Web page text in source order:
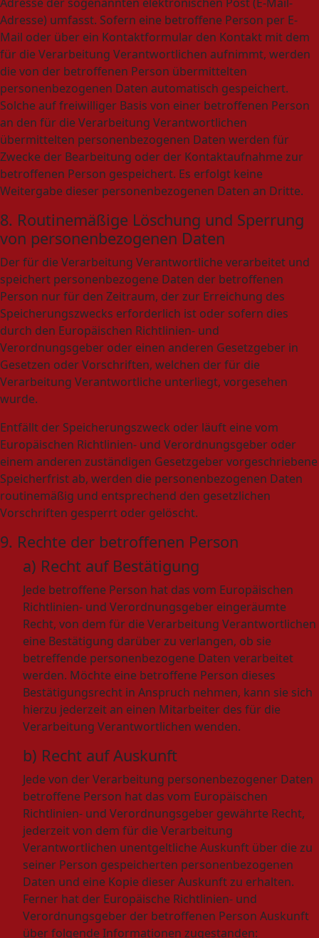
Adresse der sogenannten elektronischen Post (E-Mail-
Adresse) umfasst. Sofern eine betroffene Person per E-
Mail oder über ein Kontaktformular den Kontakt mit dem
für die Verarbeitung Verantwortlichen aufnimmt, werden
die von der betroffenen Person übermittelten
personenbezogenen Daten automatisch gespeichert.
Solche auf freiwilliger Basis von einer betroffenen Person
an den für die Verarbeitung Verantwortlichen
übermittelten personenbezogenen Daten werden für
Zwecke der Bearbeitung oder der Kontaktaufnahme zur
betroffenen Person gespeichert. Es erfolgt keine
Weitergabe dieser personenbezogenen Daten an Dritte.
8. Routinemäßige Löschung und Sperrung
von personenbezogenen Daten
Der für die Verarbeitung Verantwortliche verarbeitet und
speichert personenbezogene Daten der betroffenen
Person nur für den Zeitraum, der zur Erreichung des
Speicherungszwecks erforderlich ist oder sofern dies
durch den Europäischen Richtlinien- und
Verordnungsgeber oder einen anderen Gesetzgeber in
Gesetzen oder Vorschriften, welchen der für die
Verarbeitung Verantwortliche unterliegt, vorgesehen
wurde.
Entfällt der Speicherungszweck oder läuft eine vom
Europäischen Richtlinien- und Verordnungsgeber oder
einem anderen zuständigen Gesetzgeber vorgeschriebene
Speicherfrist ab, werden die personenbezogenen Daten
routinemäßig und entsprechend den gesetzlichen
Vorschriften gesperrt oder gelöscht.
9. Rechte der betroffenen Person
a) Recht auf Bestätigung
Jede betroffene Person hat das vom Europäischen
Richtlinien- und Verordnungsgeber eingeräumte
Recht, von dem für die Verarbeitung Verantwortlichen
eine Bestätigung darüber zu verlangen, ob sie
betreffende personenbezogene Daten verarbeitet
werden. Möchte eine betroffene Person dieses
Bestätigungsrecht in Anspruch nehmen, kann sie sich
hierzu jederzeit an einen Mitarbeiter des für die
Verarbeitung Verantwortlichen wenden.
b) Recht auf Auskunft
Jede von der Verarbeitung personenbezogener Daten
betroffene Person hat das vom Europäischen
Richtlinien- und Verordnungsgeber gewährte Recht,
jederzeit von dem für die Verarbeitung
Verantwortlichen unentgeltliche Auskunft über die zu
seiner Person gespeicherten personenbezogenen
Daten und eine Kopie dieser Auskunft zu erhalten.
Ferner hat der Europäische Richtlinien- und
Verordnungsgeber der betroffenen Person Auskunft
über folgende Informationen zugestanden: